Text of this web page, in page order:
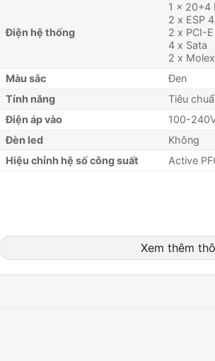
Điện hệ thống
1 x 20+4
2 x ESP
2 x PCI-
4 x Sata
2 x Molex
Màu sắc
Đen
Tính năng
Tiêu
Điện áp vào
100-
Đèn led
Không
Hiệu chỉnh hệ số công suất
Active
Xem thêm